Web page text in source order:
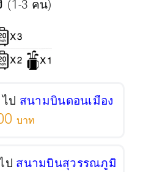
(1-3 คน)
ป สนามบินดอนเมือง
บาท
ป สนามบินสุวรรณภูมิ